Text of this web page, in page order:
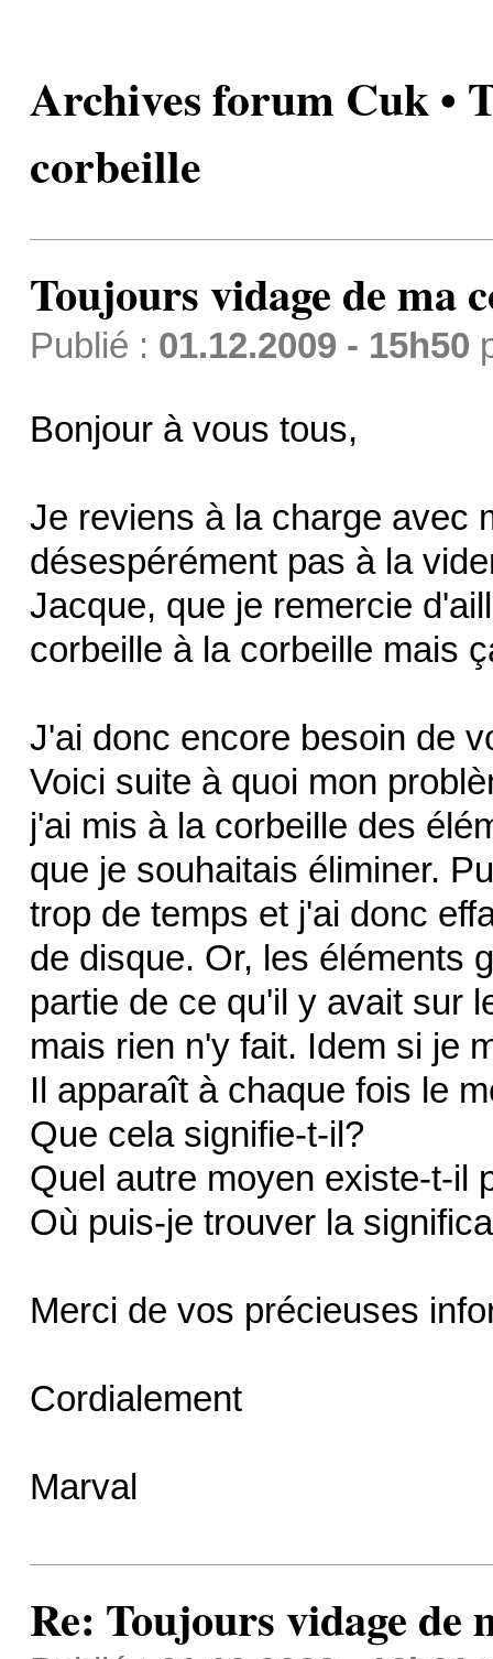
Archives forum Cuk •
corbeille
Toujours vidage de ma
Publié : 01.12.2009 - 15h50
Bonjour à vous tous,
Je reviens à la charge avec
désespérément pas à la
Jacque, que je remercie
corbeille à la corbeille mais
J'ai donc encore besoin de
Voici suite à quoi mon
j'ai mis à la corbeille des
que je souhaitais éliminer.
trop de temps et j'ai donc
de disque. Or, les éléments
partie de ce qu'il y avait sur
mais rien n'y fait. Idem si je
Il apparaît à chaque fois le
Que cela signifie-t-il?
Quel autre moyen existe-t-il
Où puis-je trouver la
Merci de vos précieuses
Cordialement
Marval
Re: Toujours vidage de